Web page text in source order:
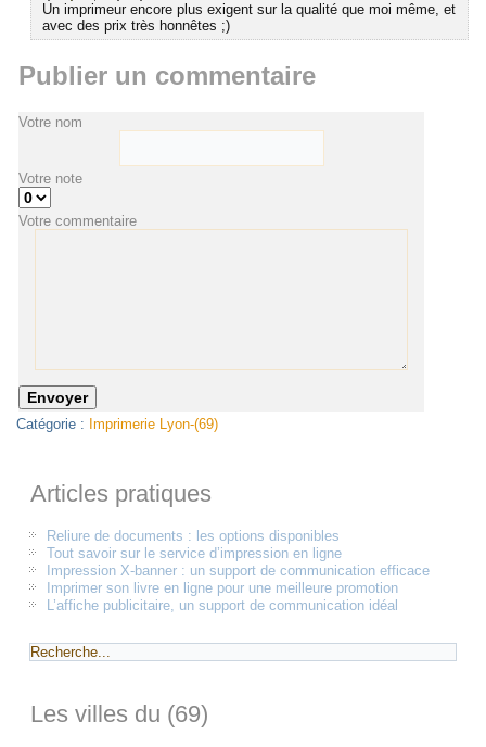
Un imprimeur encore plus exigent sur la qualité que moi même, et
avec des prix très honnêtes ;)
Publier un commentaire
Votre nom
Votre note
Votre commentaire
Catégorie : Imprimerie Lyon-(69)
Articles pratiques
Reliure de documents : les options disponibles
Tout savoir sur le service d’impression en ligne
Impression X-banner : un support de communication efficace
Imprimer son livre en ligne pour une meilleure promotion
L’affiche publicitaire, un support de communication idéal
Les villes du (69)